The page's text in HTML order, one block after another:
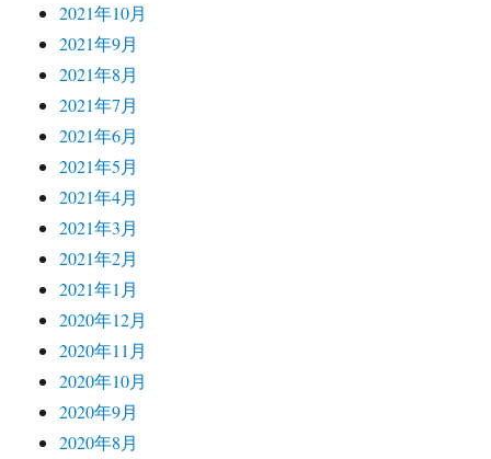
2021年10月
2021年9月
2021年8月
2021年7月
2021年6月
2021年5月
2021年4月
2021年3月
2021年2月
2021年1月
2020年12月
2020年11月
2020年10月
2020年9月
2020年8月